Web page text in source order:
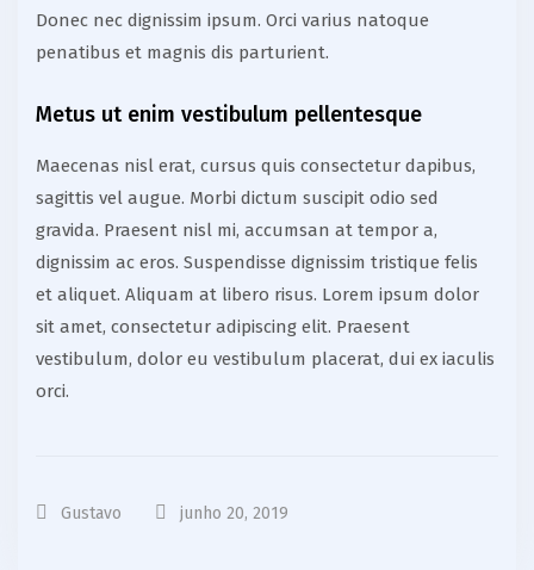
Donec nec dignissim ipsum. Orci varius natoque
penatibus et magnis dis parturient.
Metus ut enim vestibulum pellentesque
Maecenas nisl erat, cursus quis consectetur dapibus,
sagittis vel augue. Morbi dictum suscipit odio sed
gravida. Praesent nisl mi, accumsan at tempor a,
dignissim ac eros. Suspendisse dignissim tristique felis
et aliquet. Aliquam at libero risus. Lorem ipsum dolor
sit amet, consectetur adipiscing elit. Praesent
vestibulum, dolor eu vestibulum placerat, dui ex iaculis
orci.
Gustavo junho 20, 2019